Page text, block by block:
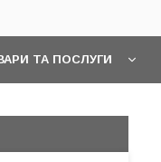
ТА ПОСЛУГИ